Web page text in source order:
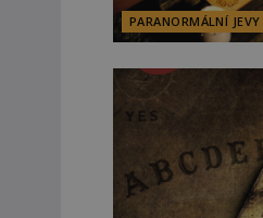
PARANORMÁLNÍ JEVY